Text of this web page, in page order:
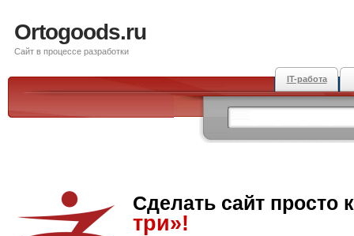
Ortogoods.ru
Сайт в процессе разработки
IT-работа
Сделать сайт просто
три»!